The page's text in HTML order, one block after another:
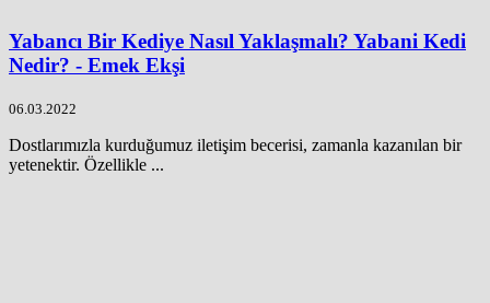
Yabancı Bir Kediye Nasıl Yaklaşmalı? Yabani Kedi
Nedir? - Emek Ekşi
06.03.2022
Dostlarımızla kurduğumuz iletişim becerisi, zamanla kazanılan bir
yetenektir. Özellikle ...